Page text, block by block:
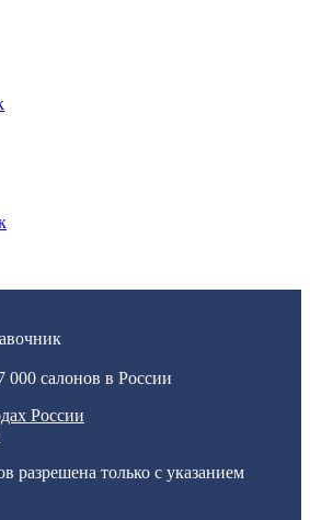
000 салонов в России
России
разрешена только с указанием